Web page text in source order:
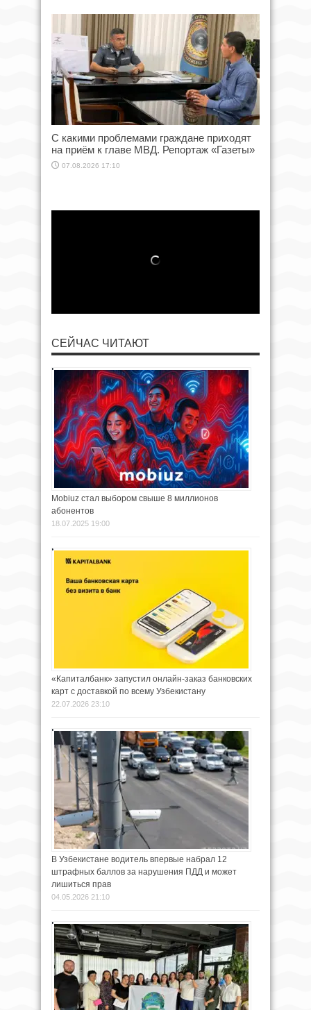
С какими проблемами граждане приходят
на приём к главе МВД. Репортаж «Газеты»
07.08.2026 17:10
СЕЙЧАС ЧИТАЮТ
Mobiuz стал выбором свыше 8 миллионов
абонентов
18.07.2025 19:00
«Капиталбанк» запустил онлайн-заказ банковских
карт с доставкой по всему Узбекистану
22.07.2026 23:10
В Узбекистане водитель впервые набрал 12
штрафных баллов за нарушения ПДД и может
лишиться прав
04.05.2026 21:10